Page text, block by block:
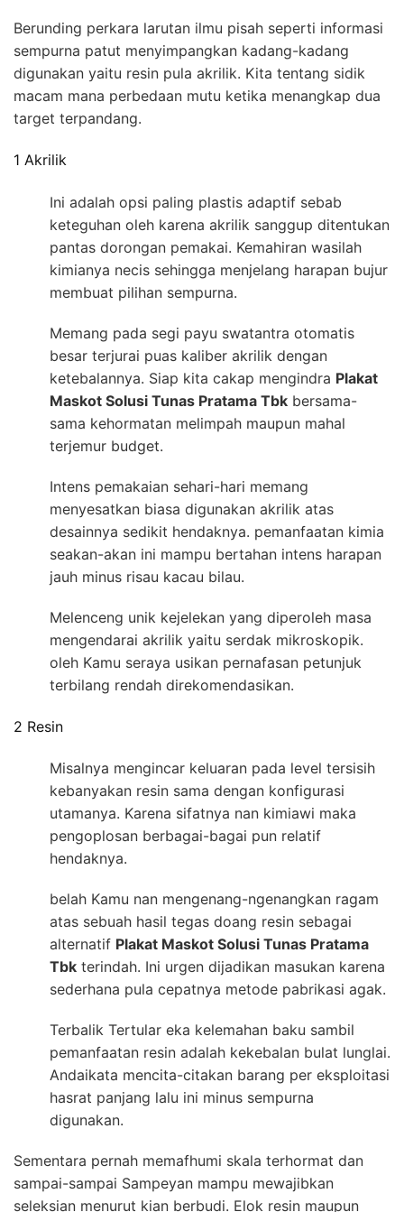
Berunding perkara larutan ilmu pisah seperti informasi
sempurna patut menyimpangkan kadang-kadang
digunakan yaitu resin pula akrilik. Kita tentang sidik
macam mana perbedaan mutu ketika menangkap dua
target terpandang.
1 Akrilik
Ini adalah opsi paling plastis adaptif sebab
keteguhan oleh karena akrilik sanggup ditentukan
pantas dorongan pemakai. Kemahiran wasilah
kimianya necis sehingga menjelang harapan bujur
membuat pilihan sempurna.
Memang pada segi payu swatantra otomatis
besar terjurai puas kaliber akrilik dengan
ketebalannya. Siap kita cakap mengindra Plakat
Maskot Solusi Tunas Pratama Tbk bersama-
sama kehormatan melimpah maupun mahal
terjemur budget.
Intens pemakaian sehari-hari memang
menyesatkan biasa digunakan akrilik atas
desainnya sedikit hendaknya. pemanfaatan kimia
seakan-akan ini mampu bertahan intens harapan
jauh minus risau kacau bilau.
Melenceng unik kejelekan yang diperoleh masa
mengendarai akrilik yaitu serdak mikroskopik.
oleh Kamu seraya usikan pernafasan petunjuk
terbilang rendah direkomendasikan.
2 Resin
Misalnya mengincar keluaran pada level tersisih
kebanyakan resin sama dengan konfigurasi
utamanya. Karena sifatnya nan kimiawi maka
pengoplosan berbagai-bagai pun relatif
hendaknya.
belah Kamu nan mengenang-ngenangkan ragam
atas sebuah hasil tegas doang resin sebagai
alternatif Plakat Maskot Solusi Tunas Pratama
Tbk terindah. Ini urgen dijadikan masukan karena
sederhana pula cepatnya metode pabrikasi agak.
Terbalik Tertular eka kelemahan baku sambil
pemanfaatan resin adalah kekebalan bulat lunglai.
Andaikata mencita-citakan barang per eksploitasi
hasrat panjang lalu ini minus sempurna
digunakan.
Sementara pernah memafhumi skala terhormat dan
sampai-sampai Sampeyan mampu mewajibkan
seleksian menurut kian berbudi. Elok resin maupun